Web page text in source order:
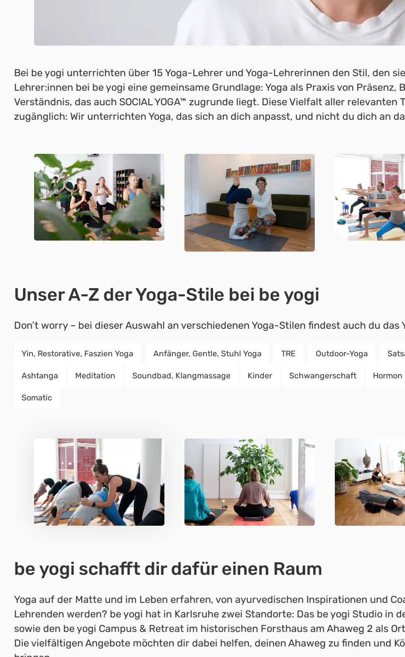
Bei be yogi unterrichten über 15 Yoga-Lehrer und Yoga-Lehrerinnen den Stil, den
Lehrer:innen bei be yogi eine gemeinsame Grundlage: Yoga als Praxis von
Verständnis, das auch SOCIAL YOGA™ zugrunde liegt. Diese Vielfalt aller
zugänglich: Wir unterrichten Yoga, das sich an dich anpasst, und nicht du dich an
Unser A-Z der Yoga-Stile bei be yogi
Don’t worry – bei dieser Auswahl an verschiedenen Yoga-Stilen findest auch du
Yin, Restorative, Faszien Yoga Anfänger, Gentle, Stuhl Yoga TRE Outdoor-Yoga
Ashtanga Meditation Soundbad, Klangmassage Kinder Schwangerschaft Hormon
Somatic
be yogi schafft dir dafür einen Raum
Yoga auf der Matte und im Leben erfahren, von ayurvedischen Inspirationen und
Lehrenden werden? be yogi hat in Karlsruhe zwei Standorte: Das be yogi Studio in
sowie den be yogi Campus & Retreat im historischen Forsthaus am Ahaweg 2 als
Die vielfältigen Angebote möchten dir dabei helfen, deinen Ahaweg zu finden und